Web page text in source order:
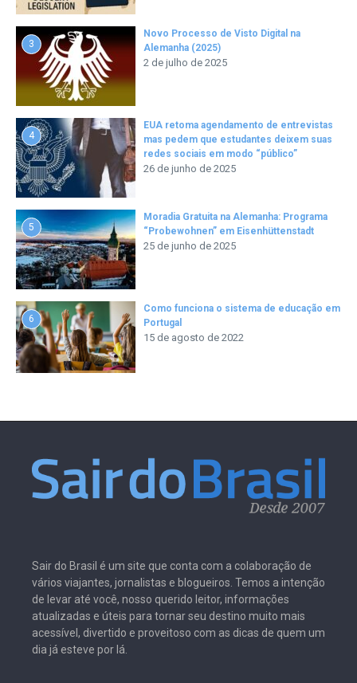
3
Novo Processo de Visto Digital na
Alemanha (2025)
2 de julho de 2025
4
EUA retoma agendamento de entrevistas
mas pedem que estudantes deixem suas
redes sociais em modo “público”
26 de junho de 2025
5
Moradia Gratuita na Alemanha: Programa
“Probewohnen” em Eisenhüttenstadt
25 de junho de 2025
6
Como funciona o sistema de educação em
Portugal
15 de agosto de 2022
Sair do Brasil é um site que conta com a colaboração de
vários viajantes, jornalistas e blogueiros. Temos a intenção
de levar até você, nosso querido leitor, informações
atualizadas e úteis para tornar seu destino muito mais
acessível, divertido e proveitoso com as dicas de quem um
dia já esteve por lá.